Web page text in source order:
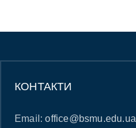
КОНТАКТИ
Email:office@bsmu.edu.ua